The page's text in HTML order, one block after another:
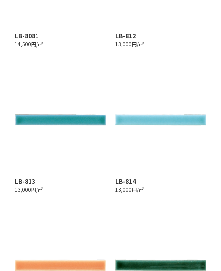
LB-8081
14,500円/㎡
LB-812
13,000円/㎡
LB-813
13,000円/㎡
LB-814
13,000円/㎡